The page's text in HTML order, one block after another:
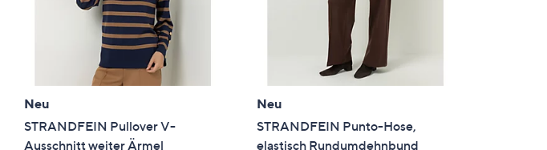
Neu
STRANDFEIN Pullover V-
Ausschnitt weiter Ärmel
Neu
STRANDFEIN Punto-Hose,
elastisch Rundumdehnbund